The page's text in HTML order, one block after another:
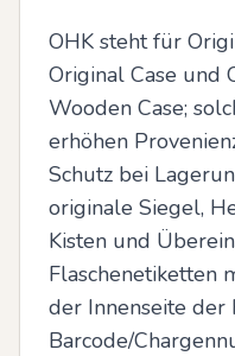
OHK steht für
Original Case und
Wooden Case;
erhöhen
Schutz bei
originale Siegel,
Kisten und
Flaschenetiketten
der Innenseite der
Barcode/